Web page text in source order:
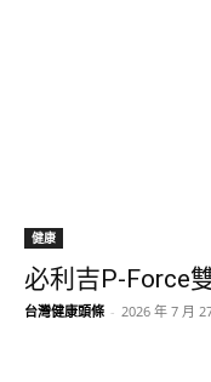
健康
必利吉P-Force
台灣健康頭條 - 2026 年 7 月